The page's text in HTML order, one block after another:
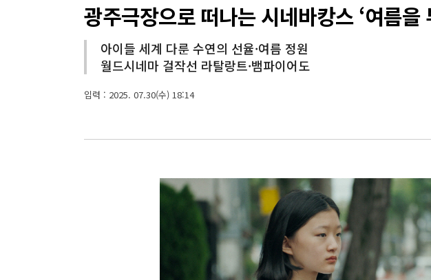
광주극장으로 떠나는 시네바캉스 ‘여름을
아이들 세계 다룬 수연의 선율·여름 정원
월드시네마 걸작선 라탈랑트·뱀파이어도
입력 : 2025. 07.30(수) 18:14